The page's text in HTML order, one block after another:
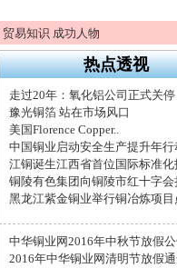
贸易知识 成功人物
热点透视